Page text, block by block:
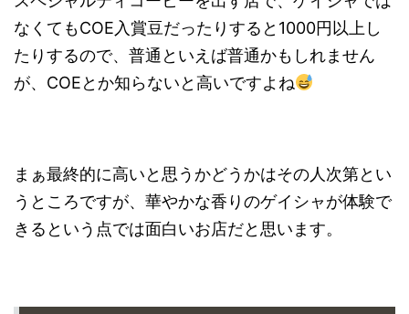
なくてもCOE入賞豆だったりすると1000円以上し
たりするので、普通といえば普通かもしれません
が、COEとか知らないと高いですよね
まぁ最終的に高いと思うかどうかはその人次第とい
うところですが、華やかな香りのゲイシャが体験で
きるという点では面白いお店だと思います。